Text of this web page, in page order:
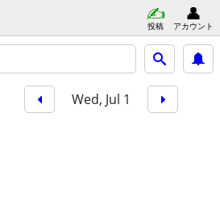
投稿 アカウント
Wed, Jul 1